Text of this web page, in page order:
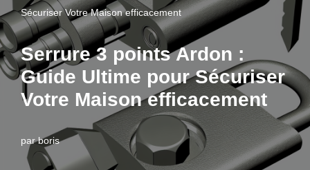
Sécuriser Votre Maison efficacement
Serrure 3 points Ardon :
Guide Ultime pour Sécuriser
Votre Maison efficacement
parboris